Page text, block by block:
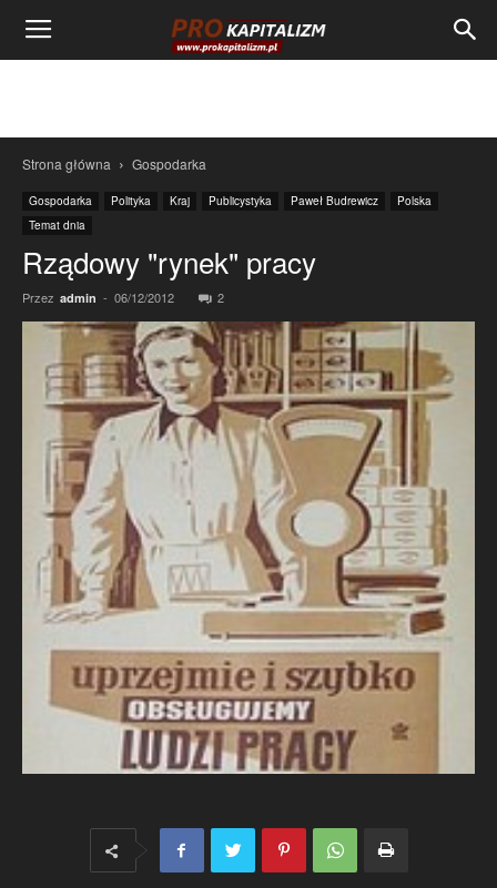
Strona główna Gospodarka
Gospodarka Polityka Kraj Publicystyka Paweł Budrewicz
Polska
Temat dnia
Rządowy "rynek" pracy
Przez admin - 06/12/2012 2